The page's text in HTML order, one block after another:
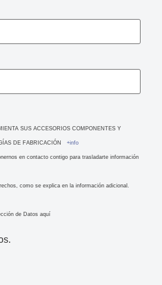
SUS ACCESORIOS COMPONENTES Y
DE FABRICACIÓN +info
en contacto contigo para trasladarte información
como se explica en la información adicional.
de Datos aquí